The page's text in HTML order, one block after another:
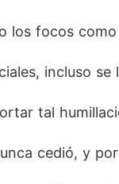
los focos
incluso
tal
cedió, y